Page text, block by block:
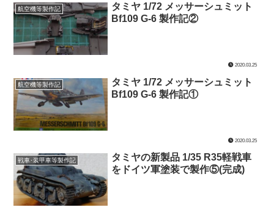
航空機等製作記
タミヤ 1/72 メッサーシュミット
Bf109 G-6 製作記②
2020.03.25
航空機等製作記
タミヤ 1/72 メッサーシュミット
Bf109 G-6 製作記①
2020.03.25
戦車･装甲車等製作記
タミヤの新製品 1/35 R35軽戦車
をドイツ軍塗装で製作⑤(完成)